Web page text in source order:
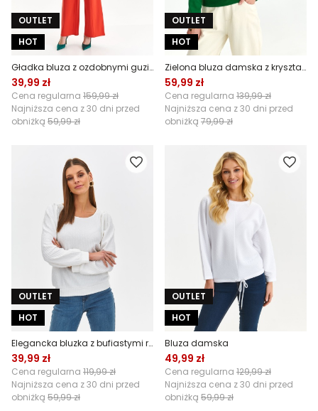
OUTLET
HOT
Gładka bluza z ozdobnymi guzikami
39,99 zł
Cena regularna 159,99 zł
Najniższa cena z 30 dni przed
obniżką 59,99 zł
OUTLET
HOT
Zielona bluza damska z kryształkami i kapturem
59,99 zł
Cena regularna 139,99 zł
Najniższa cena z 30 dni przed
obniżką 79,99 zł
OUTLET
HOT
Elegancka bluzka z bufiastymi rękawami
39,99 zł
Cena regularna 119,99 zł
Najniższa cena z 30 dni przed
obniżką 59,99 zł
OUTLET
HOT
Bluza damska
49,99 zł
Cena regularna 129,99 zł
Najniższa cena z 30 dni przed
obniżką 59,99 zł